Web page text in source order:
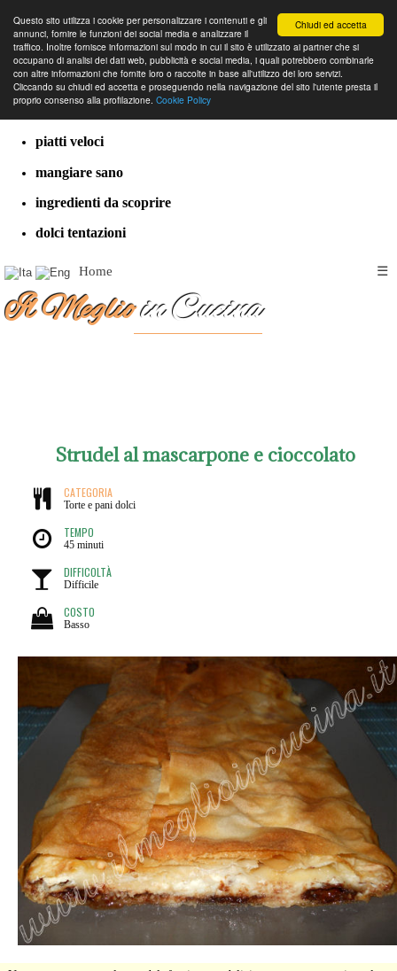
Chiudi ed accetta
Questo sito utilizza i cookie per personalizzare i contenuti e gli
annunci, fornire le funzioni dei social media e analizzare il
traffico. Inoltre fornisce informazioni sul modo in cui il sito è utilizzato ai partner che si
occupano di analisi dei dati web, pubblicità e social media, i quali potrebbero combinarle
con altre informazioni che fornite loro o raccolte in base all'utilizzo dei loro servizi.
Cliccando su chiudi ed accetta e proseguendo nella navigazione del sito l'utente presta il
proprio consenso alla profilazione. Cookie Policy
cucina dal mondo
ricette classiche
piatti veloci
mangiare sano
ingredienti da scoprire
dolci tentazioni
Home ☰
Il Meglioin Cucina
Strudel al mascarpone e cioccolato
CATEGORIA
Torte e pani dolci
TEMPO
45 minuti
DIFFICOLTÀ
Difficile
COSTO
Basso